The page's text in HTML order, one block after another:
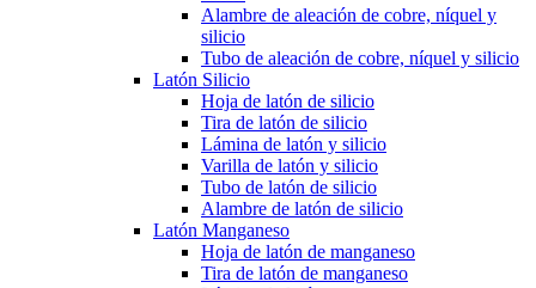
Alambre de aleación de cobre, níquel y
silicio
Tubo de aleación de cobre, níquel y silicio
Latón Silicio
Hoja de latón de silicio
Tira de latón de silicio
Lámina de latón y silicio
Varilla de latón y silicio
Tubo de latón de silicio
Alambre de latón de silicio
Latón Manganeso
Hoja de latón de manganeso
Tira de latón de manganeso